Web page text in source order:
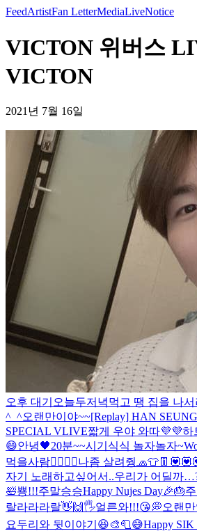
FeedArtistFan LetterMediaLiveNotice
VICTON 위버스
VICTON
2021년 7월 16일
오후 대기 오늘두저녁먹고 땡 집을 나
^_^오랜만이야~~[Replay] HAN
SPECIAL VLIVE짧게 우야 와따💜💜하
😄안녕🖤20분~~시기식식 놀자놀자~
먹을사람🙋‍♀️🙋‍♂️나좀 살려줭 🧢👕👖
자기 노래하고싶어서..우리가 어딜까
🛀뿅!!!주말승승Happy Nujes Day🎉🎂
랄라라라랄👋🙌🖐얼른와!!!😘💭오랜
요두리와 뒷이야기😆🎨🧻😅Happy